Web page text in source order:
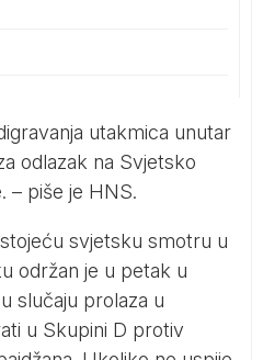
utakmica unutar
odlazak na Svjetsko
– piše je HNS.
svjetsku smotru u
održan je u petak u
slučaju prolaza u
u Skupini D protiv